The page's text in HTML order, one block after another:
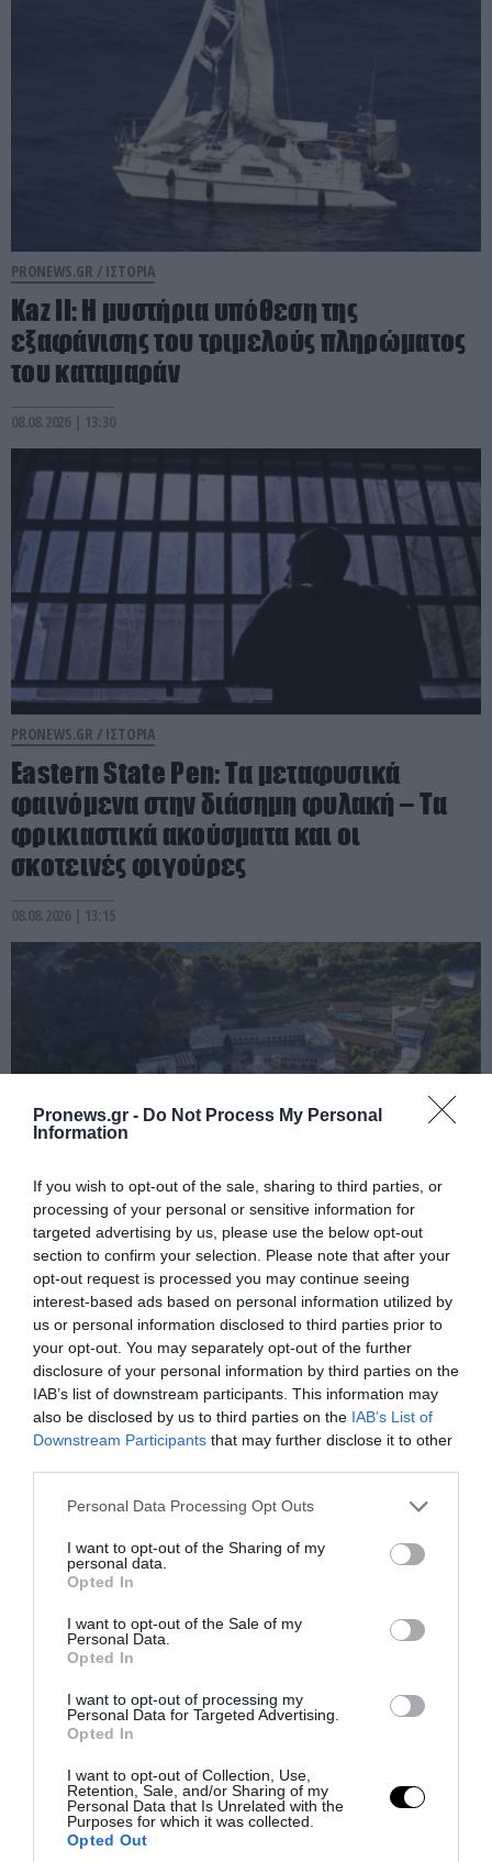
Pronews.gr - Do Not Process My Personal
Information
If you wish to opt-out of the sale, sharing to third parties, or
processing of your personal or sensitive information for
targeted advertising by us, please use the below opt-out
section to confirm your selection. Please note that after your
opt-out request is processed you may continue seeing
interest-based ads based on personal information utilized by
us or personal information disclosed to third parties prior to
your opt-out. You may separately opt-out of the further
disclosure of your personal information by third parties on the
IAB’s list of downstream participants. This information may
also be disclosed by us to third parties on the IAB’s List of
Downstream Participants that may further disclose it to other
Please note that this website/app uses one or more Google
not limited to your visit or usage behaviour. You may click to
grant or deny consent to Google and its third-party tags to
use your data for below specified purposes in below Google
consent section.
Personal Data Processing Opt Outs
I want to opt-out of the Sharing of my
personal data.
Opted In
I want to opt-out of the Sale of my
Personal Data.
Opted In
I want to opt-out of processing my
Personal Data for Targeted Advertising.
Opted In
I want to opt-out of Collection, Use,
Retention, Sale, and/or Sharing of my
Personal Data that Is Unrelated with the
Purposes for which it was collected.
Opted Out
PRONEWS.GR / ΙΣΤΟΡΙΑ
Kaz II: H μυστήρια υπόθεση της
εξαφάνισης του τριμελούς πληρώματος
του καταμαράν
08.08.2026 | 13:30
PRONEWS.GR / ΙΣΤΟΡΙΑ
Eastern State Pen: Τα μεταφυσικά
φαινόμενα στην διάσημη φυλακή – Τα
φρικιαστικά ακούσματα και οι
σκοτεινές φιγούρες
08.08.2026 | 13:15
PRONEWS.GR /ΙΣΤΟΡΙΑ
Το αρχαιότερο μοναστήρι της Ελλάδας
κρύβει μια ιστορία που μοιάζει
βγαλμένη από θρύλο
08.08.2026 | 13:00
PRONEWS.GR /ΙΣΤΟΡΙΑ
H άγνωστη ιστορία πίσω από τους
συμβολίζουν;
08.08.2026 | 12:45